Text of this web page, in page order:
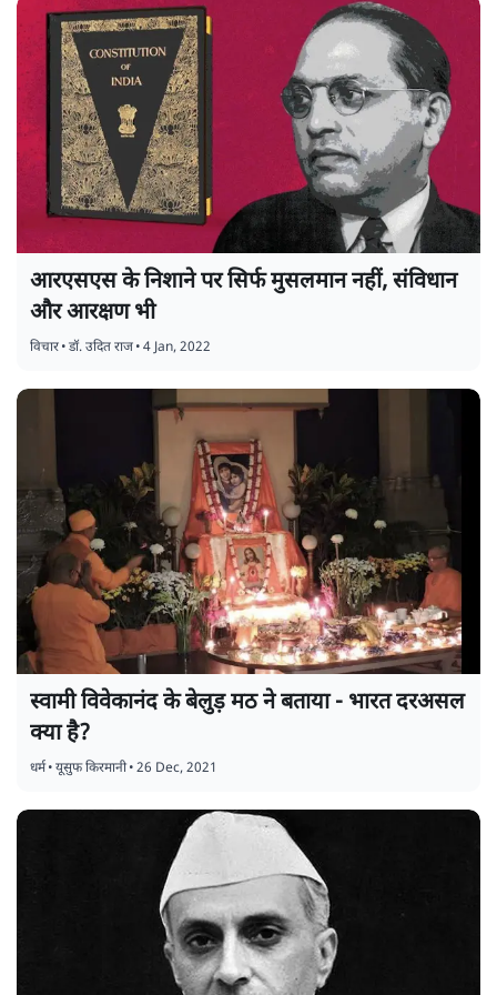
आरएसएस के निशाने पर सिर्फ मुसलमान नहीं, संविधान
और आरक्षण भी
विचार•डॉ. उदित राज•4 Jan, 2022
स्वामी विवेकानंद के बेलुड़ मठ ने बताया - भारत दरअसल
क्या है?
धर्म•यूसुफ किरमानी•26 Dec, 2021